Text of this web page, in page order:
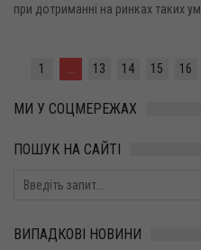
при дотриманні на ринках таких
1 13 14 15 16
МИ У СОЦМЕРЕЖАХ
ПОШУК НА САЙТІ
ВИПАДКОВІ НОВИНИ